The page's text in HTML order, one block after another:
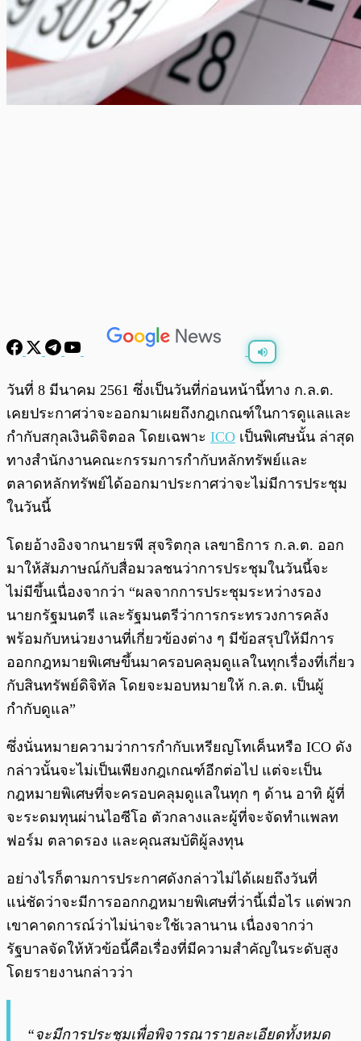
พร้อมเล่น
วันที่ 8 มีนาคม 2561 ซึ่งเป็นวันที่ก่อนหน้านี้ทาง ก.ล.ต.
เคยประกาศว่าจะออกมาเผยถึงกฎเกณฑ์ในการดูแลและ
กำกับสกุลเงินดิจิตอล โดยเฉพาะ ICO เป็นพิเศษนั้น ล่าสุด
ทางสำนักงานคณะกรรมการกำกับหลักทรัพย์และ
ตลาดหลักทรัพย์ได้ออกมาประกาศว่าจะไม่มีการประชุม
ในวันนี้
โดยอ้างอิงจากนายรพี สุจริตกุล เลขาธิการ ก.ล.ต. ออก
มาให้สัมภาษณ์กับสื่อมวลชนว่าการประชุมในวันนี้จะ
ไม่มีขึ้นเนื่องจากว่า “ผลจากการประชุมระหว่างรอง
นายกรัฐมนตรี และรัฐมนตรีว่าการกระทรวงการคลัง
พร้อมกับหน่วยงานที่เกี่ยวข้องต่าง ๆ มีข้อสรุปให้มีการ
ออกกฎหมายพิเศษขึ้นมาครอบคลุมดูแลในทุกเรื่องที่เกี่ยว
กับสินทรัพย์ดิจิทัล โดยจะมอบหมายให้ ก.ล.ต. เป็นผู้
กำกับดูแล”
ซึ่งนั่นหมายความว่าการกำกับเหรียญโทเค็นหรือ ICO ดัง
กล่าวนั้นจะไม่เป็นเพียงกฎเกณฑ์อีกต่อไป แต่จะเป็น
กฎหมายพิเศษที่จะครอบคลุมดูแลในทุก ๆ ด้าน อาทิ ผู้ที่
จะระดมทุนผ่านไอซีโอ ตัวกลางและผู้ที่จะจัดทำแพลท
ฟอร์ม ตลาดรอง และคุณสมบัติผู้ลงทุน
อย่างไรก็ตามการประกาศดังกล่าวไม่ได้เผยถึงวันที่
แน่ชัดว่าจะมีการออกกฎหมายพิเศษที่ว่านี้เมื่อไร แต่พวก
เขาคาดการณ์ว่าไม่น่าจะใช้เวลานาน เนื่องจากว่า
รัฐบาลจัดให้หัวข้อนี้คือเรื่องที่มีความสำคัญในระดับสูง
โดยรายงานกล่าวว่า
“จะมีการประชุมเพื่อพิจารณารายละเอียดทั้งหมด